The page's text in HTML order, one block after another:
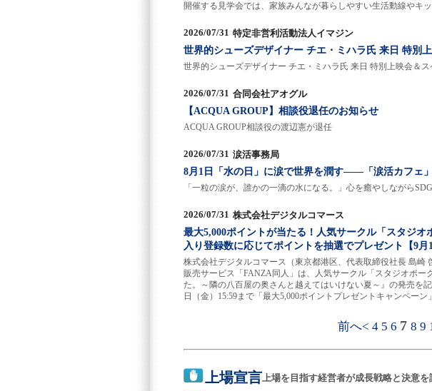
開催する見学会では、家族みんなが暮らしやすい生活動線やキ
2026/07/31 特定非営利活動法人イマジン
世界的シューズデザイナー チエ・ミハラ氏 来日 特別
世界的シューズデザイナー チエ・ミハラ氏 来日 特別上映会＆
2026/07/31 合同会社アオグル
【ACQUA GROUP】相談役退任のお知らせ
ACQUA GROUP相談役の渡辺憲が退任
2026/07/31 涙活事務局
8月1日「水の日」に涙で世界を潤す――「涙活カフェ
「一粒の涙が、誰かの一滴の水になる。」心を癒やしながら
2026/07/31 株式会社デジタルコマース
最大5,000ポイントが当たる！人気サークル「スタジ
入り登録数に応じてポイントを抽選でプレゼント【9月
株式会社デジタルコマース（東京都港区、代表取締役社長 島崎
販売サービス「FANZA同人」は、人気サークル「スタジオポー
た。～隣の八百屋の奥さんと越えてはいけない夏～』の発売を
日（金）15:59まで「最大5,000ポイントプレゼントキャンペーン
前へ< 4 5 6 7 8 9
上場宣言上場を目指す経営者が成長戦略と決意を